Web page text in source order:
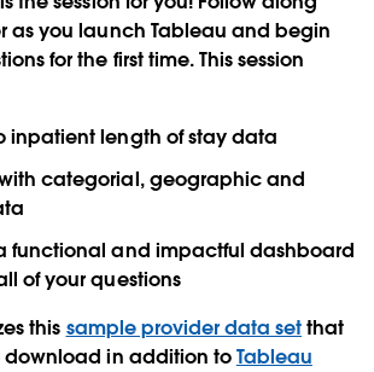
as you launch Tableau and begin
for the first time. This session
inpatient length of stay data
categorial, geographic and
functional and impactful dashboard
of your questions
this sample provider data setthat
download in addition toTableau